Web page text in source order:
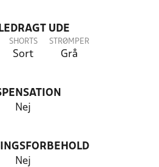
UDE
SHORTS
Sort
STRØMPER
Grå
Nej
Nej